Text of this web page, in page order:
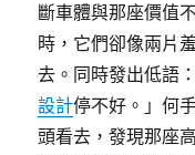
斷車體與那座價值
時，它們卻像兩片
去。同時發出低語
設計停不好。」何
頭看去，發現那座